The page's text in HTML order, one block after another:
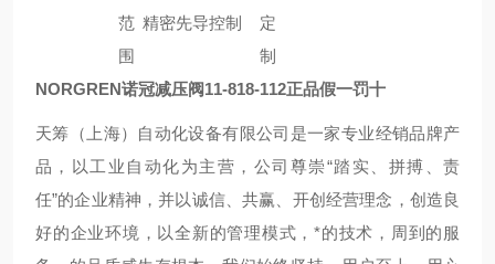
范
围
精密先导控制
定
制
NORGREN诺冠减压阀11-818-112正品假一罚十
天筹（上海）自动化设备有限公司是一家专业经销品牌产
品，以工业自动化为主营，公司尊崇“踏实、拼搏、责
任”的企业精神，并以诚信、共赢、开创经营理念，创造良
好的企业环境，以全新的管理模式，*的技术，周到的服